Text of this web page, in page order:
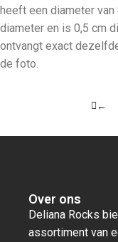
heeft een diameter van
diameter en is 0,5 cm
ontvangt exact
de foto.
←
Over ons
Deliana Rocks
assortiment van